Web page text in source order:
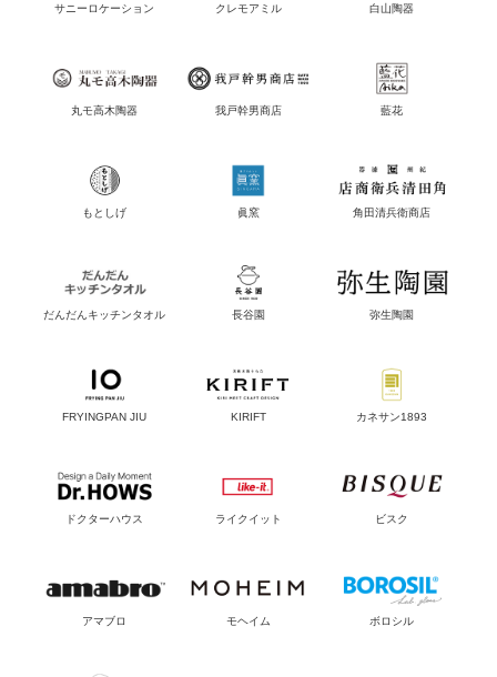
サニーロケーション クレモアミル 白山陶器
丸モ高木陶器 我戸幹男商店 藍花
もとしげ 眞窯 角田清兵衛商店
だんだんキッチンタオル 長谷園 弥生陶園
FRYINGPAN JIU KIRIFT カネサン1893
ドクターハウス ライクイット ビスク
アマブロ モヘイム ボロシル